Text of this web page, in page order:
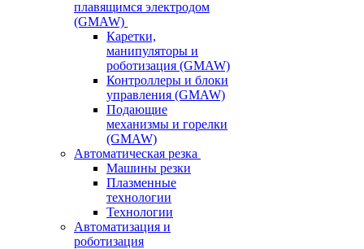
плавящимся электродом
(GMAW)
Каретки,
манипуляторы и
роботизация (GMAW)
Контроллеры и блоки
управления (GMAW)
Подающие
механизмы и горелки
(GMAW)
Автоматическая резка
Машины резки
Плазменные
технологии
Технологии
Автоматизация и
роботизация